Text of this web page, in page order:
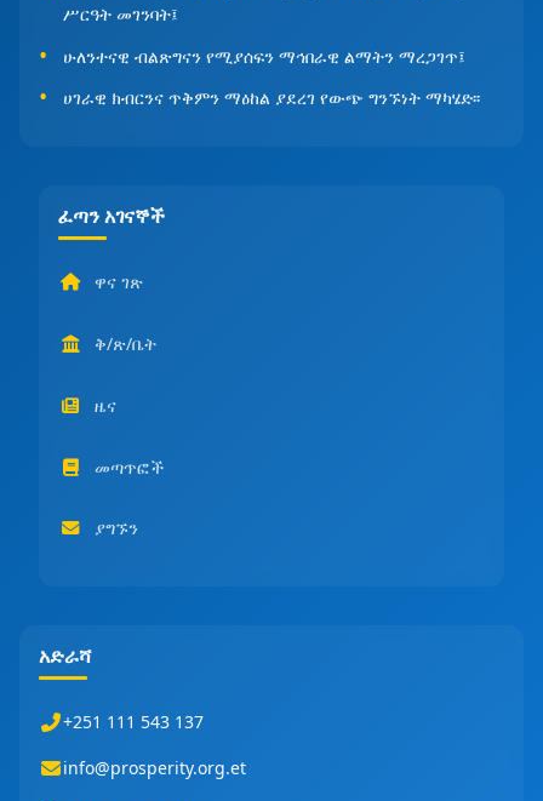
ሥርዓት መገንባት፤
ሁለንተናዊ ብልጽግናን የሚያሰፍን ማኅበራዊ ልማትን ማረጋገጥ፤
ሀገራዊ ክብርንና ጥቅምን ማዕከል ያደረገ የውጭ ግንኙነት ማካሄድ፡፡
ፈጣን አገናኞች
ዋና ገጽ
ቅ/ጽ/ቤት
ዜና
መጣጥፎች
ያግኙን
አድራሻ
+251 111 543 137
info@prosperity.org.et